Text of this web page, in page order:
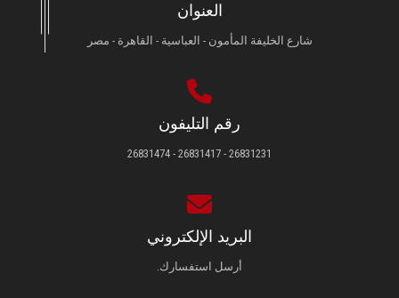
العنوان
شارع الخليفة المأمون - العباسية - القاهرة - مصر
رقم التليفون
26831231 - 26831417 - 26831474
البريد الإلكتروني
أرسل استفسارك.